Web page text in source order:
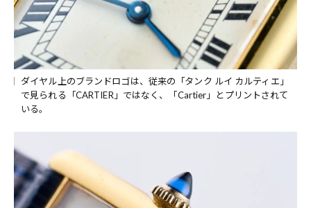
ダイヤル上のブランドロゴは、従来の「タンク ルイ カルティエ」
で見られる「CARTIER」ではなく、「Cartier」とプリントされて
いる。